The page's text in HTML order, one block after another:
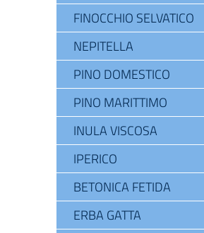
FINOCCHIO SELVATICO
NEPITELLA
PINO DOMESTICO
PINO MARITTIMO
INULA VISCOSA
IPERICO
BETONICA FETIDA
ERBA GATTA